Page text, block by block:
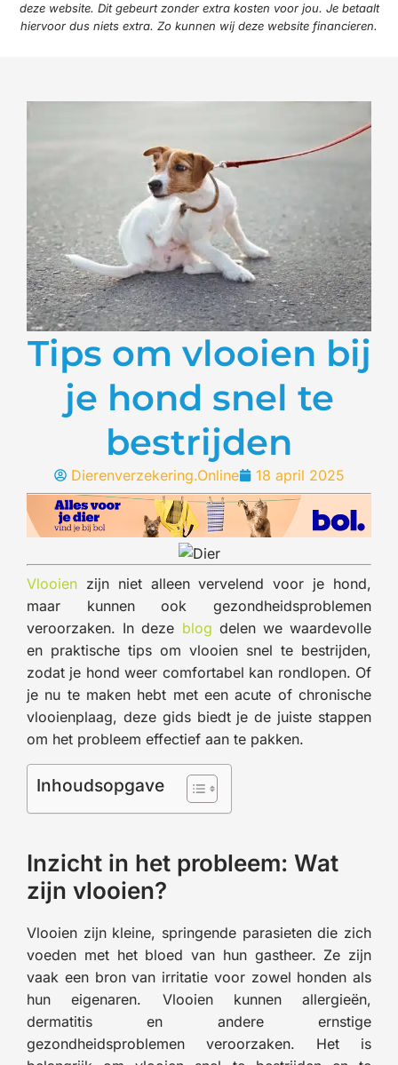
deze website. Dit gebeurt zonder extra kosten voor jou. Je betaalt
hiervoor dus niets extra. Zo kunnen wij deze website financieren.
Tips om vlooien bij
je hond snel te
bestrijden
Dierenverzekering.Online 18 april 2025
Vlooien zijn niet alleen vervelend voor je hond,
maar kunnen ook gezondheidsproblemen
veroorzaken. In deze blog delen we waardevolle
en praktische tips om vlooien snel te bestrijden,
zodat je hond weer comfortabel kan rondlopen. Of
je nu te maken hebt met een acute of chronische
vlooienplaag, deze gids biedt je de juiste stappen
om het probleem effectief aan te pakken.
Inhoudsopgave
Inzicht in het probleem: Wat
zijn vlooien?
Vlooien zijn kleine, springende parasieten die zich
voeden met het bloed van hun gastheer. Ze zijn
vaak een bron van irritatie voor zowel honden als
hun eigenaren. Vlooien kunnen allergieën,
dermatitis en andere ernstige
gezondheidsproblemen veroorzaken. Het is